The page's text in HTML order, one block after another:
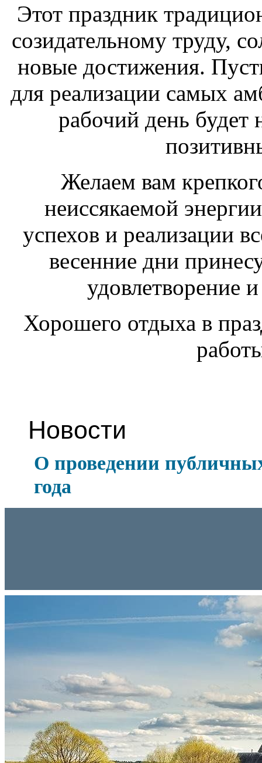
Этот праздник
созидательному труду,
новые достижения.
для реализации самых
рабочий день будет
Желаем вам
неиссякаемой
успехов и реализации
весенние дни
удовлетворение
Хорошего отдыха в
Новости
О проведении
года